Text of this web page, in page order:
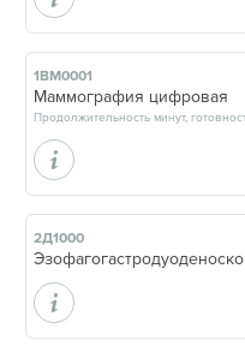
1ВМ0001
Маммография цифровая
Продолжительность минут,
2Д1000